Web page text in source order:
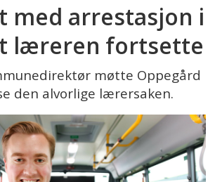
med arrestasjon i
læreren fortsette
møtte Oppegård
den alvorlige lærersaken.